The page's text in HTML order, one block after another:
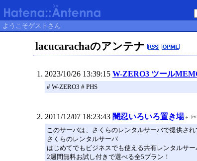
ようこそゲストさん
lacucarachaのアンテナ
2023/10/26 13:39:15 W-ZERO3 ツール
# W-ZERO3 # PHS
2011/12/07 18:23:43 闇忍いろいろ置き場
このサーバは、さくらのレンタルサーバで提供され
さくらのレンタルサーバ
はじめてでもビジネスでも使える共有レンタルサー
2週間無料お試し付きで選べる全5プラン！